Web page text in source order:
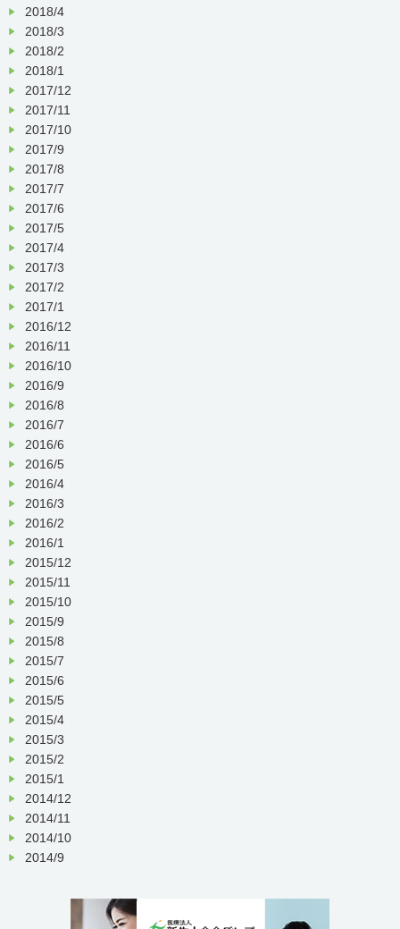
2018/4
2018/3
2018/2
2018/1
2017/12
2017/11
2017/10
2017/9
2017/8
2017/7
2017/6
2017/5
2017/4
2017/3
2017/2
2017/1
2016/12
2016/11
2016/10
2016/9
2016/8
2016/7
2016/6
2016/5
2016/4
2016/3
2016/2
2016/1
2015/12
2015/11
2015/10
2015/9
2015/8
2015/7
2015/6
2015/5
2015/4
2015/3
2015/2
2015/1
2014/12
2014/11
2014/10
2014/9